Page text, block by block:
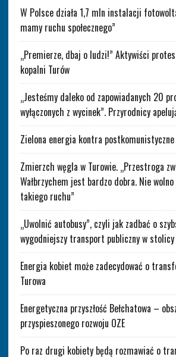
W Polsce działa 1,7 mln instalacji
mamy ruchu społecznego”
„Premierze, dbaj o ludzi!” Aktywiści
kopalni Turów
„Jesteśmy daleko od zapowiadanych 20
wyłączonych z wycinek”. Przyrodnicy
Zielona energia kontra
Zmierzch węgla w Turowie. „Przestroga
Wałbrzychem jest bardzo dobra. Nie
takiego ruchu”
„Uwolnić autobusy”, czyli jak zadbać o
wygodniejszy transport publiczny w stolicy
Energia kobiet może zadecydować o
Turowa
Energetyczna przyszłość Bełchatowa –
przyspieszonego rozwoju OZE
Po raz drugi kobiety będą rozmawiać o